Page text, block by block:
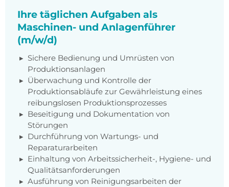
Ihre täglichen Aufgaben als
Maschinen- und Anlagenführer
(m/w/d)
Sichere Bedienung und Umrüsten von
Produktionsanlagen
Überwachung und Kontrolle der
Produktionsabläufe zur Gewährleistung eines
reibungslosen Produktionsprozesses
Beseitigung und Dokumentation von
Störungen
Durchführung von Wartungs- und
Reparaturarbeiten
Einhaltung von Arbeitssicherheit-, Hygiene- und
Qualitätsanforderungen
Ausführung von Reinigungsarbeiten der